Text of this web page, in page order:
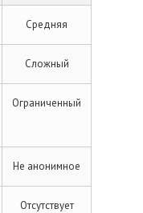
Средняя
Сложный
Ограниченный
Не анонимное
Отсутствует